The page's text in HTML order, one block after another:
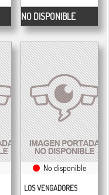
NO DISPONIBLE
No disponible
LOS VENGADORES